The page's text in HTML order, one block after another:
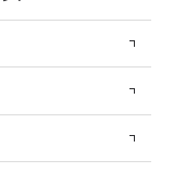
ろん無料です。